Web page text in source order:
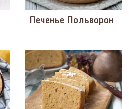
Печенье Польворон